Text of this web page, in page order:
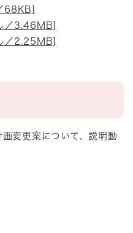
68KB]
／3.46MB]
／2.25MB]
変更案について、説明動